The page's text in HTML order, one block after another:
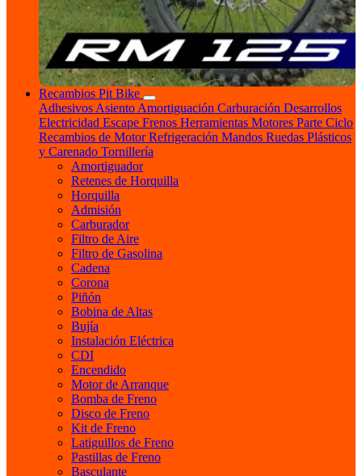
Recambios Pit Bike
Adhesivos Asiento Amortiguación Carburación Desarrollos
Electricidad Escape Frenos Herramientas Motores Parte Ciclo
Recambios de MotorRefrigeración Mandos Ruedas Plásticos
y Carenado Tornillería
Amortiguador
Retenes de Horquilla
Horquilla
Admisión
Carburador
Filtro de Aire
Filtro de Gasolina
Cadena
Corona
Piñón
Bobina de Altas
Bujía
Instalación Eléctrica
CDI
Encendido
Motor de Arranque
Bomba de Freno
Disco de Freno
Kit de Freno
Latiguillos de Freno
Pastillas de Freno
Basculante